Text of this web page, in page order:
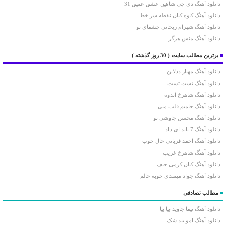
دانلود آهنگ دی جی شاهین عشق عمیق 31
دانلود آهنگ کاوه کیان نقطه سر خط
دانلود آهنگ شهرام ریحانی چشمای تو
دانلود آهنگ منس هرگز
■ برترین مطالب سایت ( 30 روز گذشته )
دانلود آهنگ مهیار ددلاین
دانلود آهنگ تست تست
دانلود آهنگ شاهرخ اندوه
دانلود آهنگ حامیم قلب منی
دانلود آهنگ محسن چاوشی تو
دانلود آهنگ 7 باند ای داد
دانلود آهنگ احمد قربانی حال خوب
دانلود آهنگ شاهرخ غریب
دانلود آهنگ کیان کرمی حیف
دانلود آهنگ جواد میمندی خوبه حالم
■ مطالب تصادفی
دانلود آهنگ نیما جاوید بیا بیا
دانلود آهنگ امو بند شک